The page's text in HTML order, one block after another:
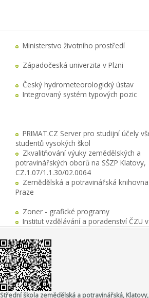
Ministerstvo životního prostředí
Západočeská univerzita v Plzni
Český hydrometeorologický ústav
Integrovaný systém typových pozic
PRIMAT.CZ Server pro studijní účely
studentů vysokých škol
Zkvalitňování výuky zemědělských a
potravinářských oborů na SŠZP Klatovy,
CZ.1.07/1.1.30/02.0064
Zemědělská a potravinářská
Praze
Zoner - grafické programy
Institut vzdělávání a poradenství ČZU
Střední škola zemědělská a potravinářská,